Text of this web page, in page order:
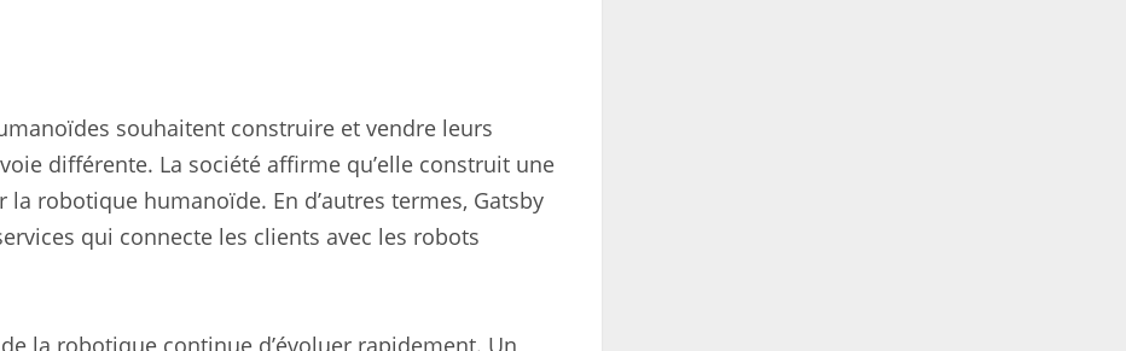
souhaitent construire et vendre leurs
différente. La société affirme qu’elle construit une
robotique humanoïde. En d’autres termes, Gatsby
qui connecte les clients avec les robots
la robotique continue d’évoluer rapidement. Un